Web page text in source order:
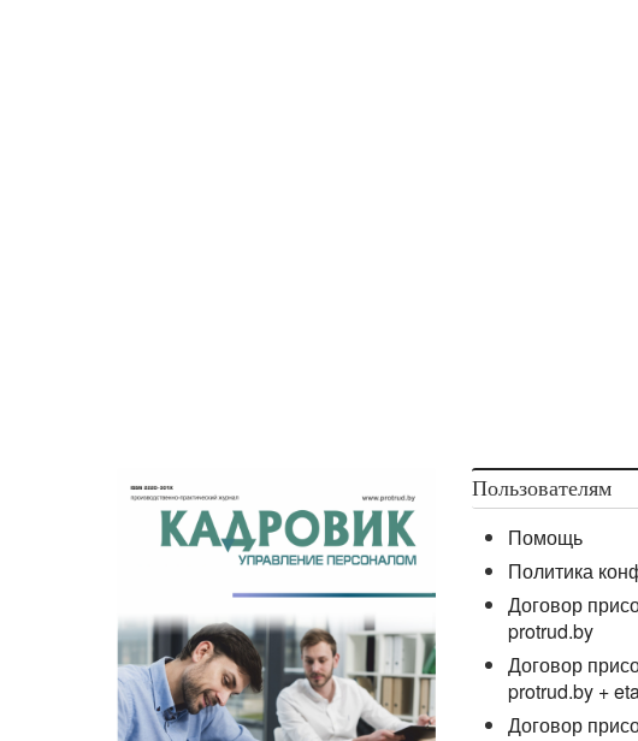
Пользователям
Помощь
Политика
Договор
protrud.by
Договор
protrud.by +
Договор